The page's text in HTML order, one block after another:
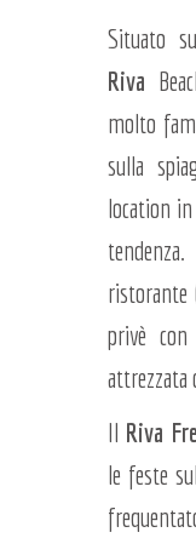
Situato
Riva
molto
sulla
location
ristorante
privè con
attrezzata
Il Riva
le feste